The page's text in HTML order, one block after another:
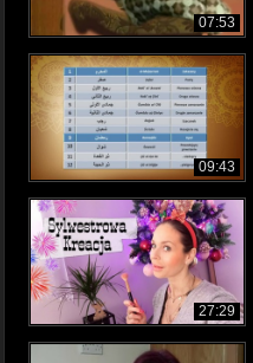
07:53
09:43
27:29